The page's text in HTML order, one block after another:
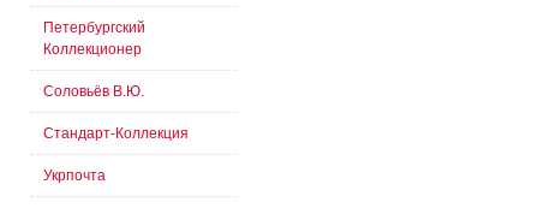
Петербургский
Коллекционер
Соловьёв В.Ю.
Стандарт-Коллекция
Укрпочта